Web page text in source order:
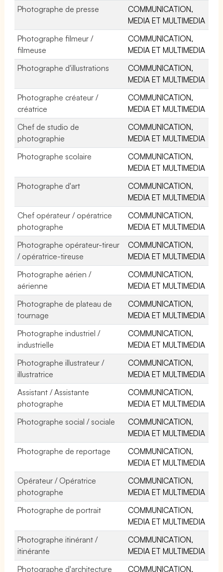
Photographe de presse
COMMUNICATION,
MEDIA ET MULTIMEDIA
Photographe filmeur /
filmeuse
COMMUNICATION,
MEDIA ET MULTIMEDIA
Photographe d'illustrations
COMMUNICATION,
MEDIA ET MULTIMEDIA
Photographe créateur /
créatrice
COMMUNICATION,
MEDIA ET MULTIMEDIA
Chef de studio de
photographie
COMMUNICATION,
MEDIA ET MULTIMEDIA
Photographe scolaire
COMMUNICATION,
MEDIA ET MULTIMEDIA
Photographe d'art
COMMUNICATION,
MEDIA ET MULTIMEDIA
Chef opérateur / opératrice
photographe
COMMUNICATION,
MEDIA ET MULTIMEDIA
Photographe opérateur-tireur
/ opératrice-tireuse
COMMUNICATION,
MEDIA ET MULTIMEDIA
Photographe aérien /
aérienne
COMMUNICATION,
MEDIA ET MULTIMEDIA
Photographe de plateau de
tournage
COMMUNICATION,
MEDIA ET MULTIMEDIA
Photographe industriel /
industrielle
COMMUNICATION,
MEDIA ET MULTIMEDIA
Photographe illustrateur /
illustratrice
COMMUNICATION,
MEDIA ET MULTIMEDIA
Assistant / Assistante
photographe
COMMUNICATION,
MEDIA ET MULTIMEDIA
Photographe social / sociale
COMMUNICATION,
MEDIA ET MULTIMEDIA
Photographe de reportage
COMMUNICATION,
MEDIA ET MULTIMEDIA
Opérateur / Opératrice
photographe
COMMUNICATION,
MEDIA ET MULTIMEDIA
Photographe de portrait
COMMUNICATION,
MEDIA ET MULTIMEDIA
Photographe itinérant /
itinérante
COMMUNICATION,
MEDIA ET MULTIMEDIA
Photographe d'architecture
COMMUNICATION,